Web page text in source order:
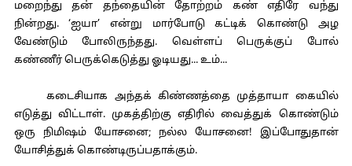
மறைந்து தன் தந்தையின் தோற்றம் கண் எதிரே வந்து
நின்றது. ‘ஐயா’ என்று மார்போடு கட்டிக் கொண்டு அழ
வேண்டும் போலிருந்தது. வெள்ளப் பெருக்குப் போல்
கண்ணீர் பெருக்கெடுத்து ஓடியது... உம்...
கடைசியாக அந்தக் கிண்ணத்தை முத்தாயா கையில்
எடுத்து விட்டாள். முகத்திற்கு எதிரில் வைத்துக் கொண்டும்
ஒரு நிமிஷம் யோசனை; நல்ல யோசனை! இப்போதுதான்
யோசித்துக் கொண்டிருப்பதாக்கும்.